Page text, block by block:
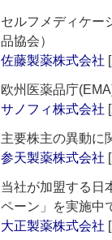
セルフメディケー
品協会）
佐藤製薬株式会社
欧州医薬品庁
サノフィ株式会社
主要株主の異動に
参天製薬株式会社
当社が加盟する日
ペーン」を実施中
大正製薬株式会社